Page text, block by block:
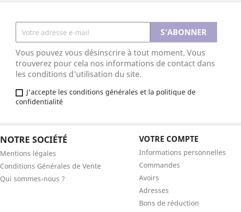
Vous pouvez vous désinscrire à tout moment. Vous
trouverez pour cela nos informations de contact dans
les conditions d'utilisation du site.
J'accepte les conditions générales et la politique de
confidentialité
NOTRE SOCIÉTÉ
Mentions légales
Conditions Générales de Vente
Qui sommes-nous ?
VOTRE COMPTE
Informations personnelles
Commandes
Avoirs
Adresses
Bons de réduction